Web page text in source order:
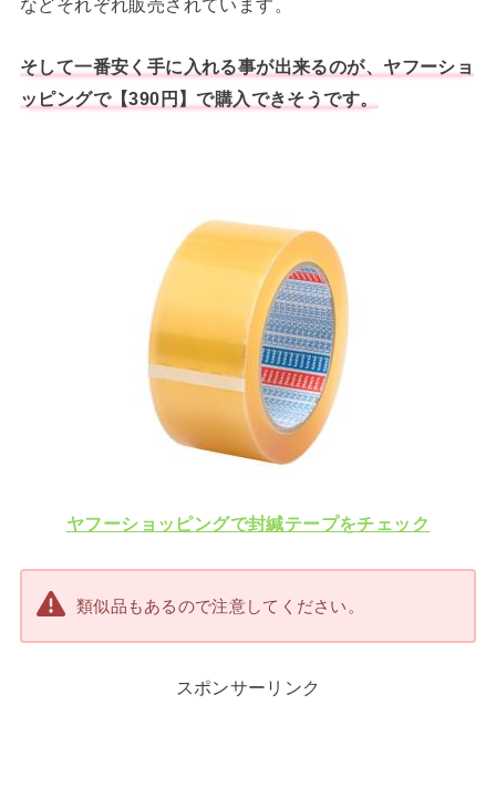
などそれぞれ販売されています。
そして一番安く手に入れる事が出来るのが、ヤフーショ
ッピングで【390円】で購入できそうです。
ヤフーショッピングで封緘テープをチェック
類似品もあるので注意してください。
スポンサーリンク